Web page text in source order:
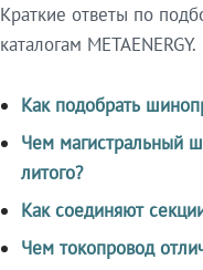
Краткие ответы по
каталогам METAENERGY.
Как подобрать
Чем магистральный
литого?
Как соединяют
Чем токопровод